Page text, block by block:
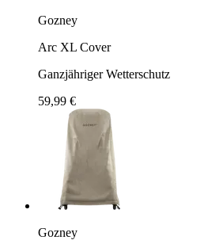
Gozney
Arc XL Cover
Ganzjähriger Wetterschutz
59,99 €
Gozney